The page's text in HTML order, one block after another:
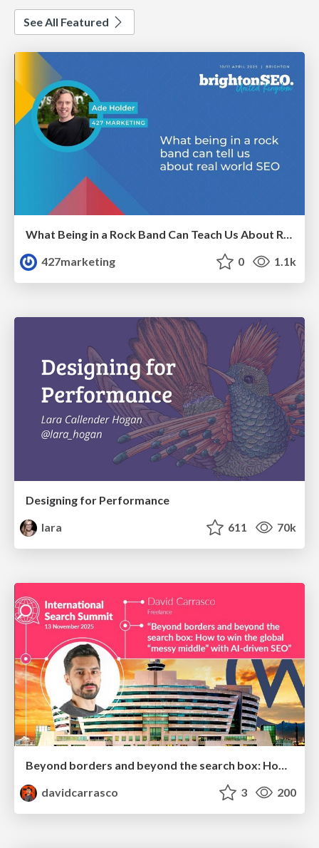
See All Featured
What Being in a Rock Band Can Teach Us About Real World SEO
427marketing
0 1.1k
Designing for Performance
lara
611 70k
Beyond borders and beyond the search box: How to win the global "messy middle" with AI-driven SEO
davidcarrasco
3 200